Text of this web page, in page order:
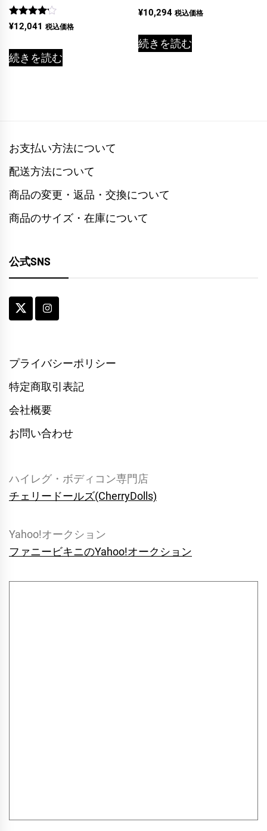
5段階中
4.00
¥12,041 税込価格
続きを読む
¥10,294 税込価格
続きを読む
お支払い方法について
配送方法について
商品の変更・返品・交換について
商品のサイズ・在庫について
公式SNS
プライバシーポリシー
特定商取引表記
会社概要
お問い合わせ
ハイレグ・ボディコン専門店
チェリードールズ(CherryDolls)
Yahoo!オークション
ファニービキニのYahoo!オークション